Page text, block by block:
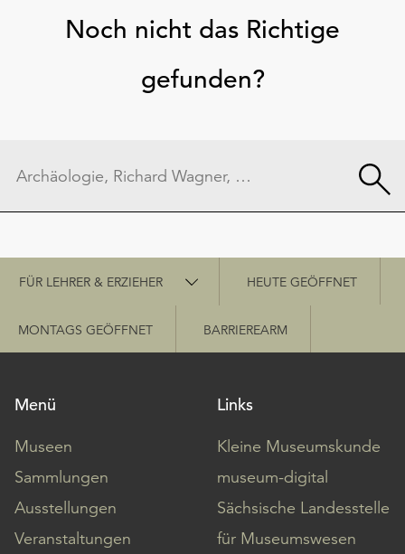
Noch nicht das Richtige
gefunden?
Schnellzugriff
FÜR LEHRER & ERZIEHER HEUTE GEÖFFNET
MONTAGS GEÖFFNET BARRIEREARM
Menü
Museen
Sammlungen
Ausstellungen
Veranstaltungen
Links
Kleine Museumskunde
museum-digital
Sächsische Landesstelle
für Museumswesen